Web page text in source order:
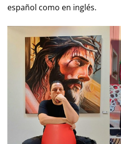
español como en inglés.